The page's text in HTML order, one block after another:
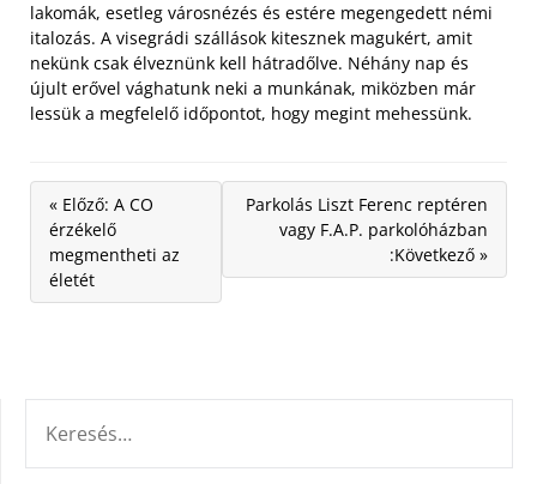
lakomák, esetleg városnézés és estére megengedett némi
italozás. A visegrádi szállások kitesznek magukért, amit
nekünk csak élveznünk kell hátradőlve. Néhány nap és
újult erővel vághatunk neki a munkának, miközben már
lessük a megfelelő időpontot, hogy megint mehessünk.
« Előző: A CO
érzékelő
megmentheti az
életét
Parkolás Liszt Ferenc reptéren
vagy F.A.P. parkolóházban
:Következő »